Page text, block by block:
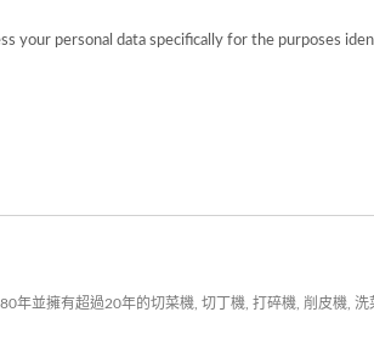
your personal data specifically for the purposes
並擁有超過20年的切菜機, 切丁機, 打碎機, 削皮機,